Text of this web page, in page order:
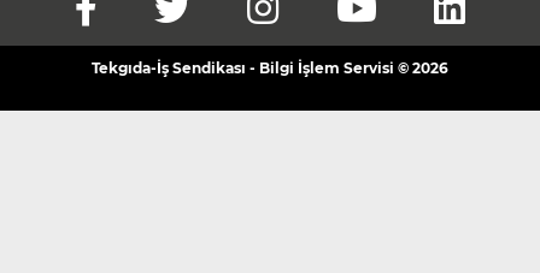
Tekgıda-İş Sendikası - Bilgi İşlem Servisi © 2026